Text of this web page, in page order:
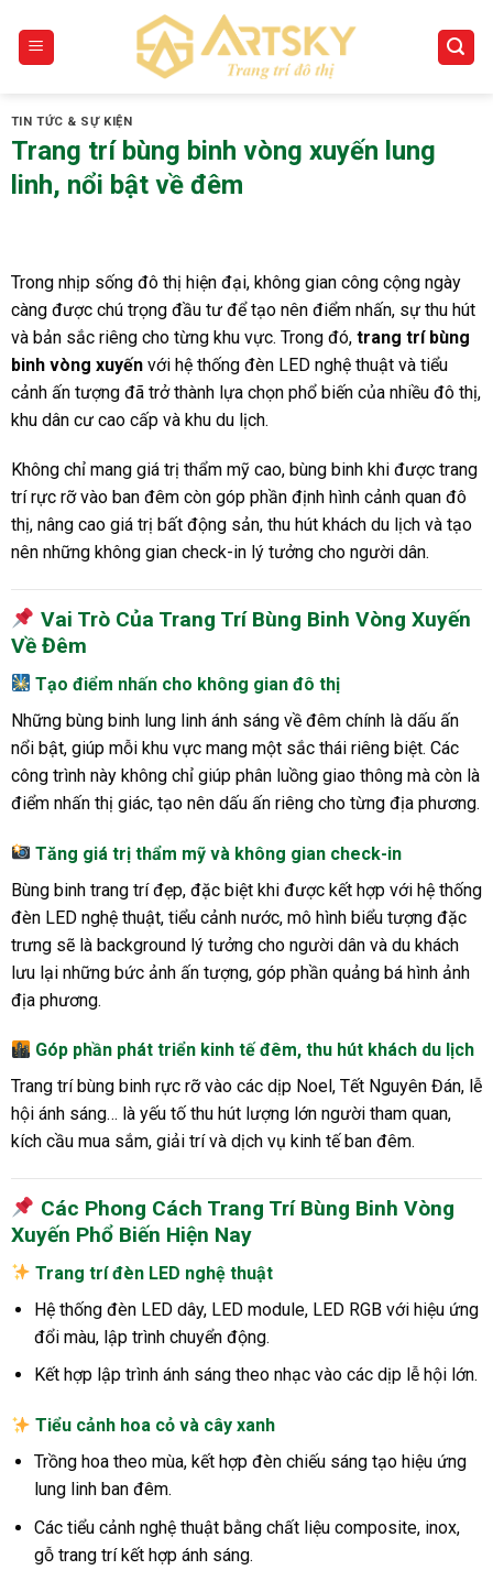
content
TIN TỨC & SỰ KIỆN
Trang trí bùng binh vòng xuyến lung
linh, nổi bật về đêm
Trong nhịp sống đô thị hiện đại, không gian công cộng ngày
càng được chú trọng đầu tư để tạo nên điểm nhấn, sự thu hút
và bản sắc riêng cho từng khu vực. Trong đó, trang trí bùng
binh vòng xuyếnvới hệ thống đèn LED nghệ thuật và tiểu
cảnh ấn tượng đã trở thành lựa chọn phổ biến của nhiều đô thị,
khu dân cư cao cấp và khu du lịch.
Không chỉ mang giá trị thẩm mỹ cao, bùng binh khi được trang
trí rực rỡ vào ban đêm còn góp phần định hình cảnh quan đô
thị, nâng cao giá trị bất động sản, thu hút khách du lịch và tạo
nên những không gian check-in lý tưởng cho người dân.
Vai Trò Của Trang Trí Bùng Binh Vòng Xuyến
Về Đêm
Tạo điểm nhấn cho không gian đô thị
Những bùng binh lung linh ánh sáng về đêm chính là dấu ấn
nổi bật, giúp mỗi khu vực mang một sắc thái riêng biệt. Các
công trình này không chỉ giúp phân luồng giao thông mà còn là
điểm nhấn thị giác, tạo nên dấu ấn riêng cho từng địa phương.
Tăng giá trị thẩm mỹ và không gian check-in
Bùng binh trang trí đẹp, đặc biệt khi được kết hợp với hệ thống
đèn LED nghệ thuật, tiểu cảnh nước, mô hình biểu tượng đặc
trưng sẽ là background lý tưởng cho người dân và du khách
lưu lại những bức ảnh ấn tượng, góp phần quảng bá hình ảnh
địa phương.
Góp phần phát triển kinh tế đêm, thu hút khách du lịch
Trang trí bùng binh rực rỡ vào các dịp Noel, Tết Nguyên Đán, lễ
hội ánh sáng… là yếu tố thu hút lượng lớn người tham quan,
kích cầu mua sắm, giải trí và dịch vụ kinh tế ban đêm.
Các Phong Cách Trang Trí Bùng Binh Vòng
Xuyến Phổ Biến Hiện Nay
Trang trí đèn LED nghệ thuật
Hệ thống đèn LED dây, LED module, LED RGB với hiệu ứng
đổi màu, lập trình chuyển động.
Kết hợp lập trình ánh sáng theo nhạc vào các dịp lễ hội lớn.
Tiểu cảnh hoa cỏ và cây xanh
Trồng hoa theo mùa, kết hợp đèn chiếu sáng tạo hiệu ứng
lung linh ban đêm.
Các tiểu cảnh nghệ thuật bằng chất liệu composite, inox,
gỗ trang trí kết hợp ánh sáng.